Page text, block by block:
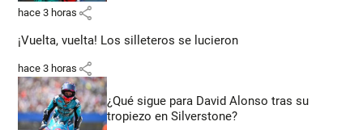
hace 3 horas share
¡Vuelta, vuelta! Los silleteros se lucieron
hace 3 horas share
¿Qué sigue para David Alonso tras su
tropiezo en Silverstone?